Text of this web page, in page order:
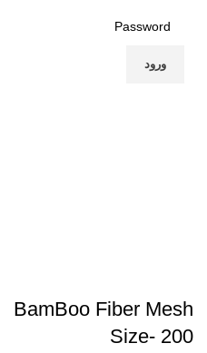
ورود
BamBoo Fiber Mesh
Size- 200